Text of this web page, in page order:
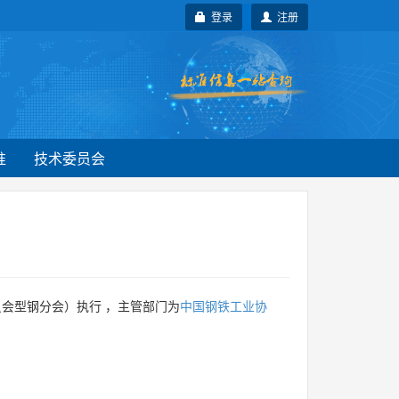
注册
登录
技术委员会
型钢分会）执行 ，主管部门为中国钢铁工业协